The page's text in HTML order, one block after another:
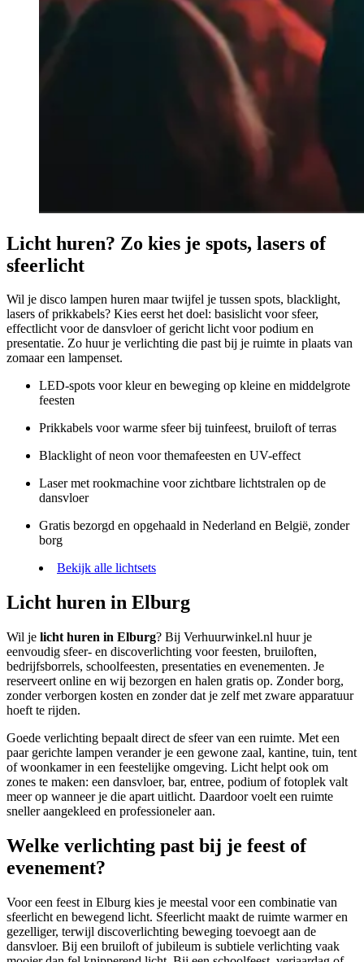
Licht huren? Zo kies je spots, lasers of
sfeerlicht
Wil je disco lampen huren maar twijfel je tussen spots, blacklight,
lasers of prikkabels? Kies eerst het doel: basislicht voor sfeer,
effectlicht voor de dansvloer of gericht licht voor podium en
presentatie. Zo huur je verlichting die past bij je ruimte in plaats van
zomaar een lampenset.
LED-spots voor kleur en beweging op kleine en middelgrote
feesten
Prikkabels voor warme sfeer bij tuinfeest, bruiloft of terras
Blacklight of neon voor themafeesten en UV-effect
Laser met rookmachine voor zichtbare lichtstralen op de
dansvloer
Gratis bezorgd en opgehaald in Nederland en België, zonder
borg
Bekijk alle lichtsets
Licht huren in Elburg
Wil je licht huren in Elburg? Bij Verhuurwinkel.nl huur je
eenvoudig sfeer- en discoverlichting voor feesten, bruiloften,
bedrijfsborrels, schoolfeesten, presentaties en evenementen. Je
reserveert online en wij bezorgen en halen gratis op. Zonder borg,
zonder verborgen kosten en zonder dat je zelf met zware apparatuur
hoeft te rijden.
Goede verlichting bepaalt direct de sfeer van een ruimte. Met een
paar gerichte lampen verander je een gewone zaal, kantine, tuin, tent
of woonkamer in een feestelijke omgeving. Licht helpt ook om
zones te maken: een dansvloer, bar, entree, podium of fotoplek valt
meer op wanneer je die apart uitlicht. Daardoor voelt een ruimte
sneller aangekleed en professioneler aan.
Welke verlichting past bij je feest of
evenement?
Voor een feest in Elburg kies je meestal voor een combinatie van
sfeerlicht en bewegend licht. Sfeerlicht maakt de ruimte warmer en
gezelliger, terwijl discoverlichting beweging toevoegt aan de
dansvloer. Bij een bruiloft of jubileum is subtiele verlichting vaak